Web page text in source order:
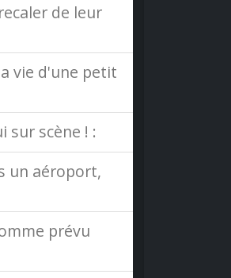
de leur
vie d'une petit
sur scène ! :
un aéroport,
prévu